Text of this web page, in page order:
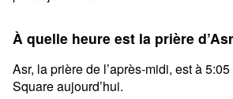
À quelle heure est la prière
Asr, la prière de l’après-midi, est à
Square aujourd’hui.